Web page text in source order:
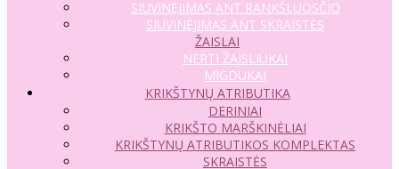
SIUVINĖJIMAS ANT RANKŠLUOSČIO
SIUVINĖJIMAS ANT SKRAISTĖS
ŽAISLAI
NERTI ŽAISLIUKAI
MIGDUKAI
KRIKŠTYNŲ ATRIBUTIKA
DERINIAI
KRIKŠTO MARŠKINĖLIAI
KRIKŠTYNŲ ATRIBUTIKOS KOMPLEKTAS
SKRAISTĖS